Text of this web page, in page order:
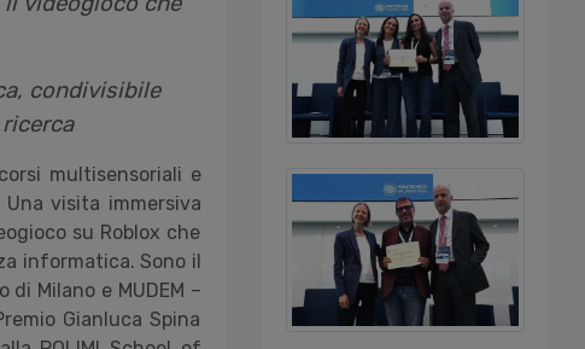
condivisibile
multisensoriali e
visita immersiva
su Roblox che
informatica. Sono il
Milano e MUDEM –
Gianluca Spina